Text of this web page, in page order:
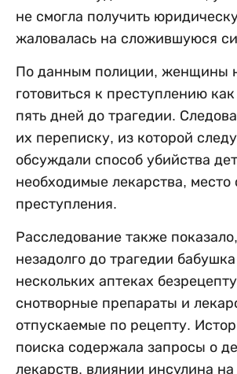
не смогла получить
жаловалась на сложившуюся
По данным полиции, женщины
готовиться к преступлению
пять дней до трагедии.
их переписку, из которой
обсуждали способ убийства
необходимые лекарства, место
преступления.
Расследование также
незадолго до трагедии
нескольких аптеках
снотворные препараты и
отпускаемые по рецепту.
поиска содержала запросы о
лекарств, влиянии инсулина